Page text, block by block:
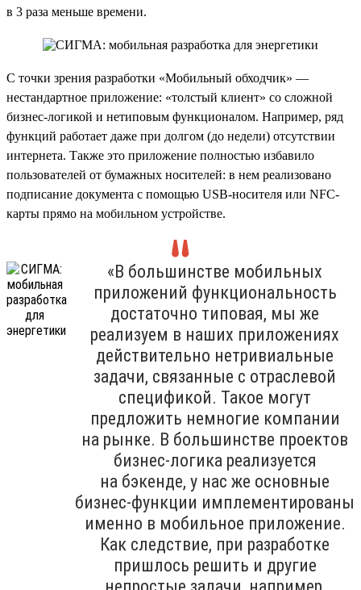
в 3 раза меньше времени.
С точки зрения разработки «Мобильный обходчик» —
нестандартное приложение: «толстый клиент» со сложной
бизнес-логикой и нетиповым функционалом. Например, ряд
функций работает даже при долгом (до недели) отсутствии
интернета. Также это приложение полностью избавило
пользователей от бумажных носителей: в нем реализовано
подписание документа с помощью USB-носителя или NFC-
карты прямо на мобильном устройстве.
«В большинстве мобильных
приложений функциональность
достаточно типовая, мы же
реализуем в наших приложениях
действительно нетривиальные
задачи, связанные с отраслевой
спецификой. Такое могут
предложить немногие компании
на рынке. В большинстве проектов
бизнес-логика реализуется
на бэкенде, у нас же основные
бизнес-функции имплементированы
именно в мобильное приложение.
Как следствие, при разработке
пришлось решить и другие